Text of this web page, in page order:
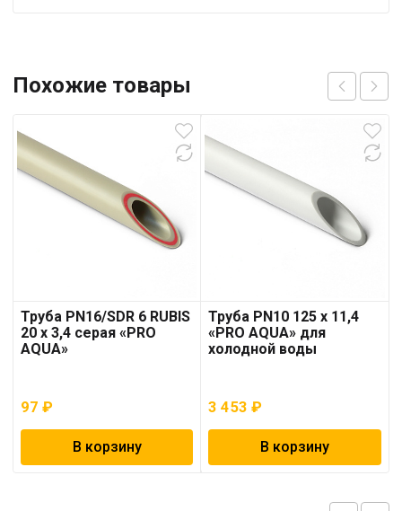
Похожие товары
Труба PN16/SDR 6 RUBIS
20 x 3,4 серая «PRO
AQUA»
97 ₽
В корзину
Труба PN10 125 x 11,4
«PRO AQUA» для
холодной воды
3 453₽
В корзину